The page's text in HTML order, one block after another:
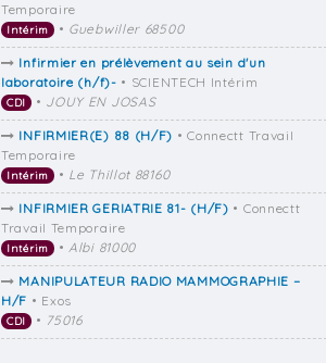
Temporaire
Intérim • Guebwiller 68500
Infirmier en prélèvement au sein d'un
laboratoire (h/f)- • SCIENTECH Intérim
CDI • JOUY EN JOSAS
INFIRMIER(E) 88 (H/F) • Connectt Travail
Temporaire
Intérim • Le Thillot 88160
INFIRMIER GERIATRIE 81- (H/F) • Connectt
Travail Temporaire
Intérim •Albi 81000
MANIPULATEUR RADIO MAMMOGRAPHIE –
H/F • Exos
CDI • 75016